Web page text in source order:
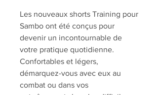
Les nouveaux shorts Training pour
Sambo ont été conçus pour
devenir un incontournable de
votre pratique quotidienne.
Confortables et légers,
démarquez-vous avec eux au
combat ou dans vos